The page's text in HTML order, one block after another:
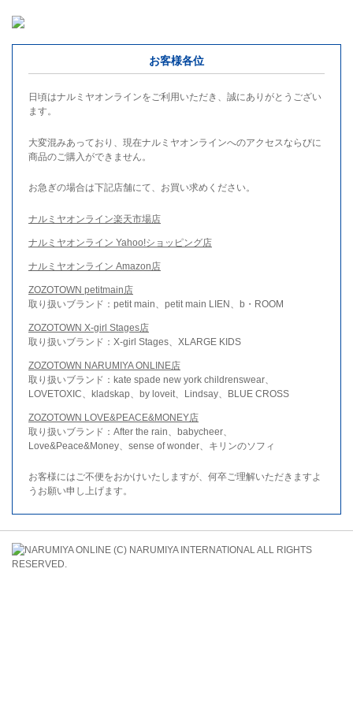
お客様各位
日頃はナルミヤオンラインをご利用いただき、誠にありがとうござい
ます。
大変混みあっており、現在ナルミヤオンラインへのアクセスならびに
商品のご購入ができません。
お急ぎの場合は下記店舗にて、お買い求めください。
ナルミヤオンライン楽天市場店
ナルミヤオンライン Yahoo!ショッピング店
ナルミヤオンライン Amazon店
ZOZOTOWN petitmain店
取り扱いブランド：petit main、petit main LIEN、b・ROOM
ZOZOTOWN X-girl Stages店
取り扱いブランド：X-girl Stages、XLARGE KIDS
ZOZOTOWN NARUMIYA ONLINE店
取り扱いブランド：kate spade new york childrenswear、
LOVETOXIC、kladskap、by loveit、Lindsay、BLUE CROSS
ZOZOTOWN LOVE&PEACE&MONEY店
取り扱いブランド：After the rain、babycheer、
Love&Peace&Money、sense of wonder、キリンのソフィ
お客様にはご不便をおかけいたしますが、何卒ご理解いただきますよ
うお願い申し上げます。